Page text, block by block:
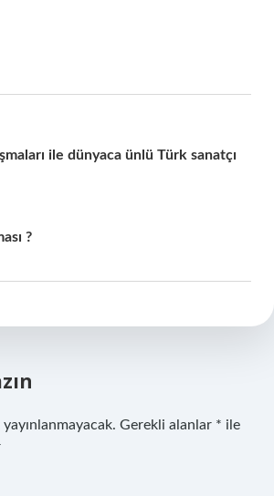
ile dünyaca ünlü Türk sanatçı
?
Gerekli alanlar * ile